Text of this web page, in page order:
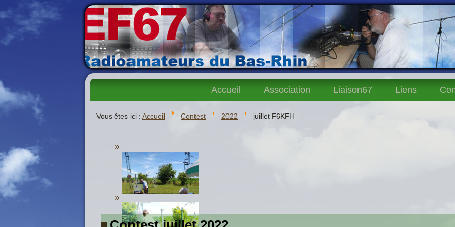
Accueil Association Liaison67 Liens
Vous êtes ici : Accueil Contest 2022 juillet F6KFH